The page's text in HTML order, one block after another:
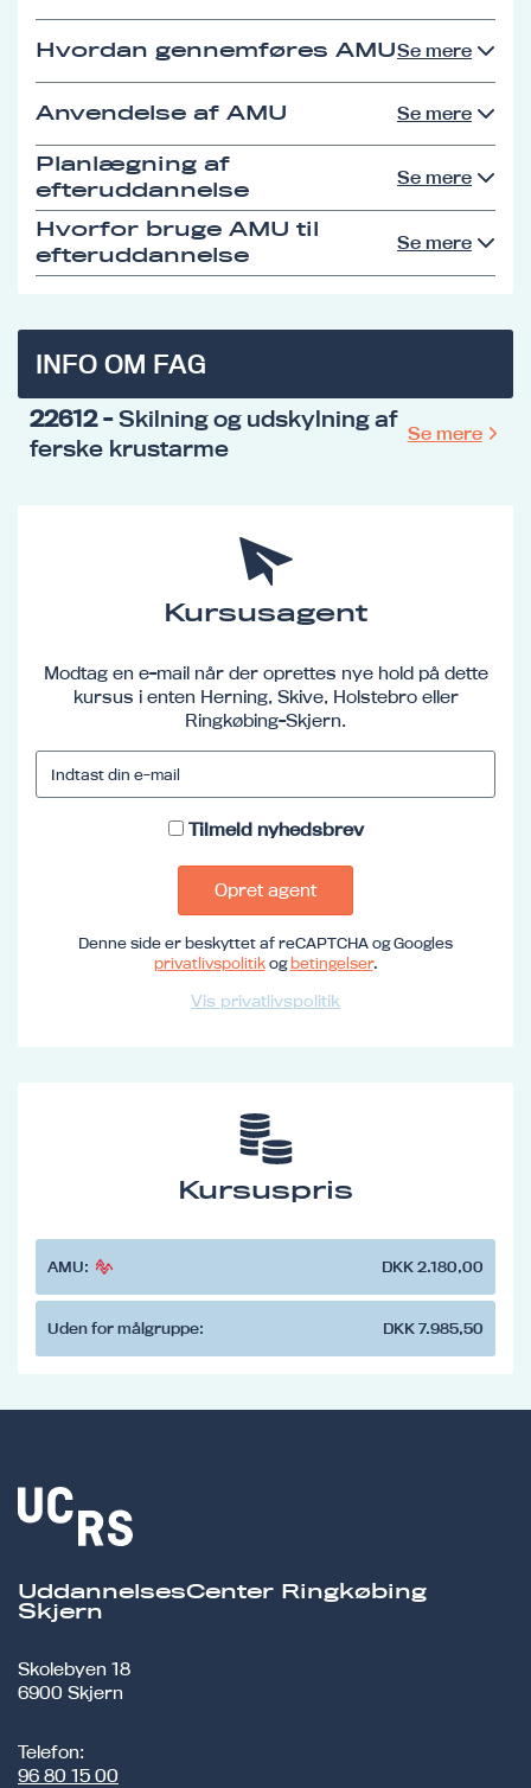
Hvordan gennemføres AMUSe mere
Anvendelse af AMU Se mere
Planlægning af
efteruddannelse
Se mere
Hvorfor bruge AMU til
efteruddannelse
Se mere
INFO OM FAG
22612- Skilning og udskylning af
ferske krustarme
Se mere
Kursusagent
Modtag en e-mail når der oprettes nye hold på dette
kursus i enten Herning, Skive, Holstebro eller
Ringkøbing-Skjern.
Tilmeld nyhedsbrev
Opret agent
Denne side er beskyttet af reCAPTCHA og Googles
privatlivspolitikogbetingelser.
Vis privatlivspolitik
Kursuspris
AMU: DKK 2.180,00
Uden for målgruppe: DKK 7.985,50
UddannelsesCenter Ringkøbing
Skjern
Skolebyen 18
6900 Skjern
Telefon:
96 80 15 00